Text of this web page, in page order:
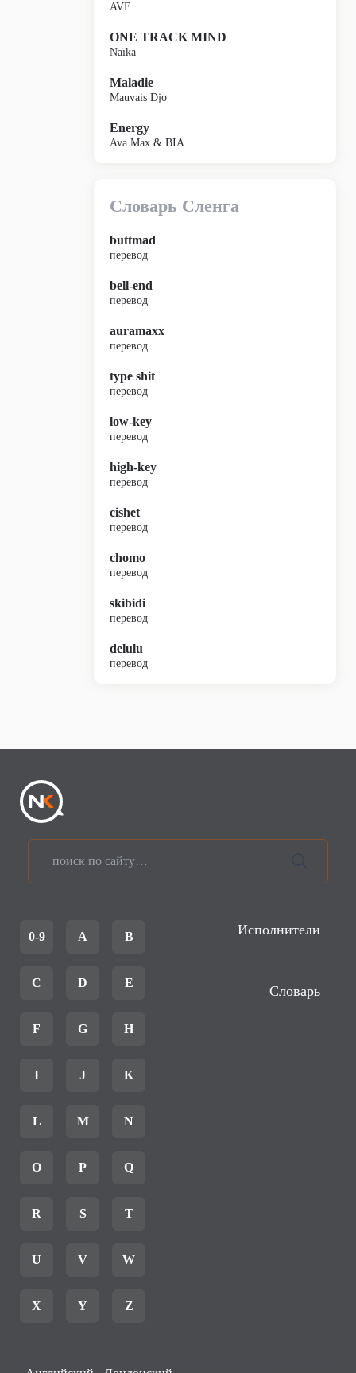
AVE
ONE TRACK MIND
Naïka
Maladie
Mauvais Djo
Energy
Ava Max & BIA
Словарь Сленга
buttmad
перевод
bell-end
перевод
auramaxx
перевод
type shit
перевод
low-key
перевод
high-key
перевод
cishet
перевод
chomo
перевод
skibidi
перевод
delulu
перевод
0-9 A B
C D E
F G H
I J K
L M N
O P Q
R S T
U V W
X Y Z
Исполнители
Словарь